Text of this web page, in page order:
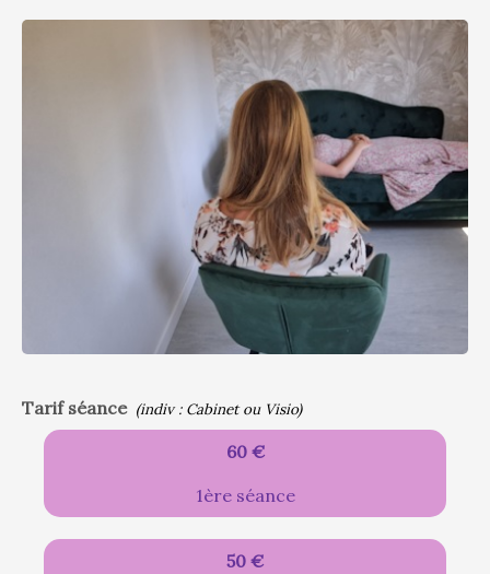
Tarif séance (indiv : Cabinet ou Visio)
60 €
1ère séance
50 €